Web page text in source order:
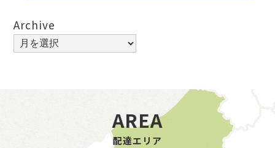
Archive
Archive
AREA
配達エリア